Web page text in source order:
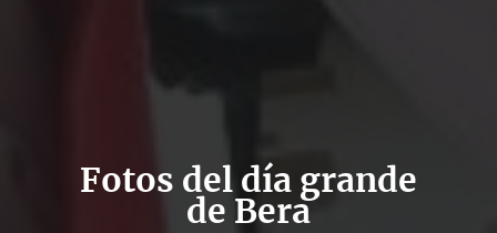
Fotos del día grande
de Bera